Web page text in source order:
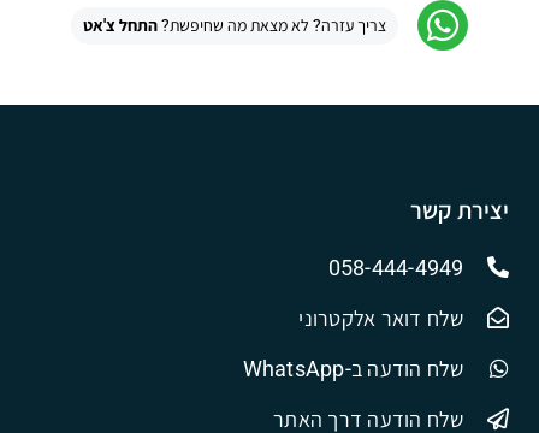
צריך עזרה? לא מצאת מה שחיפשת?התחל צ'אט
יצירת קשר
058-444-4949
שלח דואר אלקטרוני
שלח הודעה ב-WhatsApp
שלח הודעה דרך האתר